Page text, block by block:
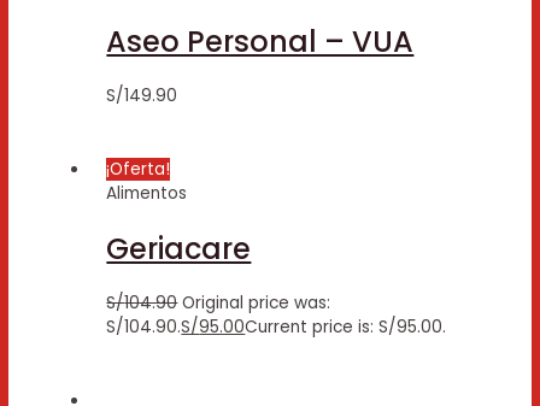
Aseo Personal – VUA
S/149.90
¡Oferta!
Alimentos
Geriacare
S/104.90 Original price was:
S/104.90.S/95.00Current price is: S/95.00.